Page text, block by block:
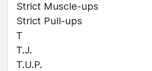
Strict Muscle-ups
Strict Pull-ups
T
T.J.
T.U.P.